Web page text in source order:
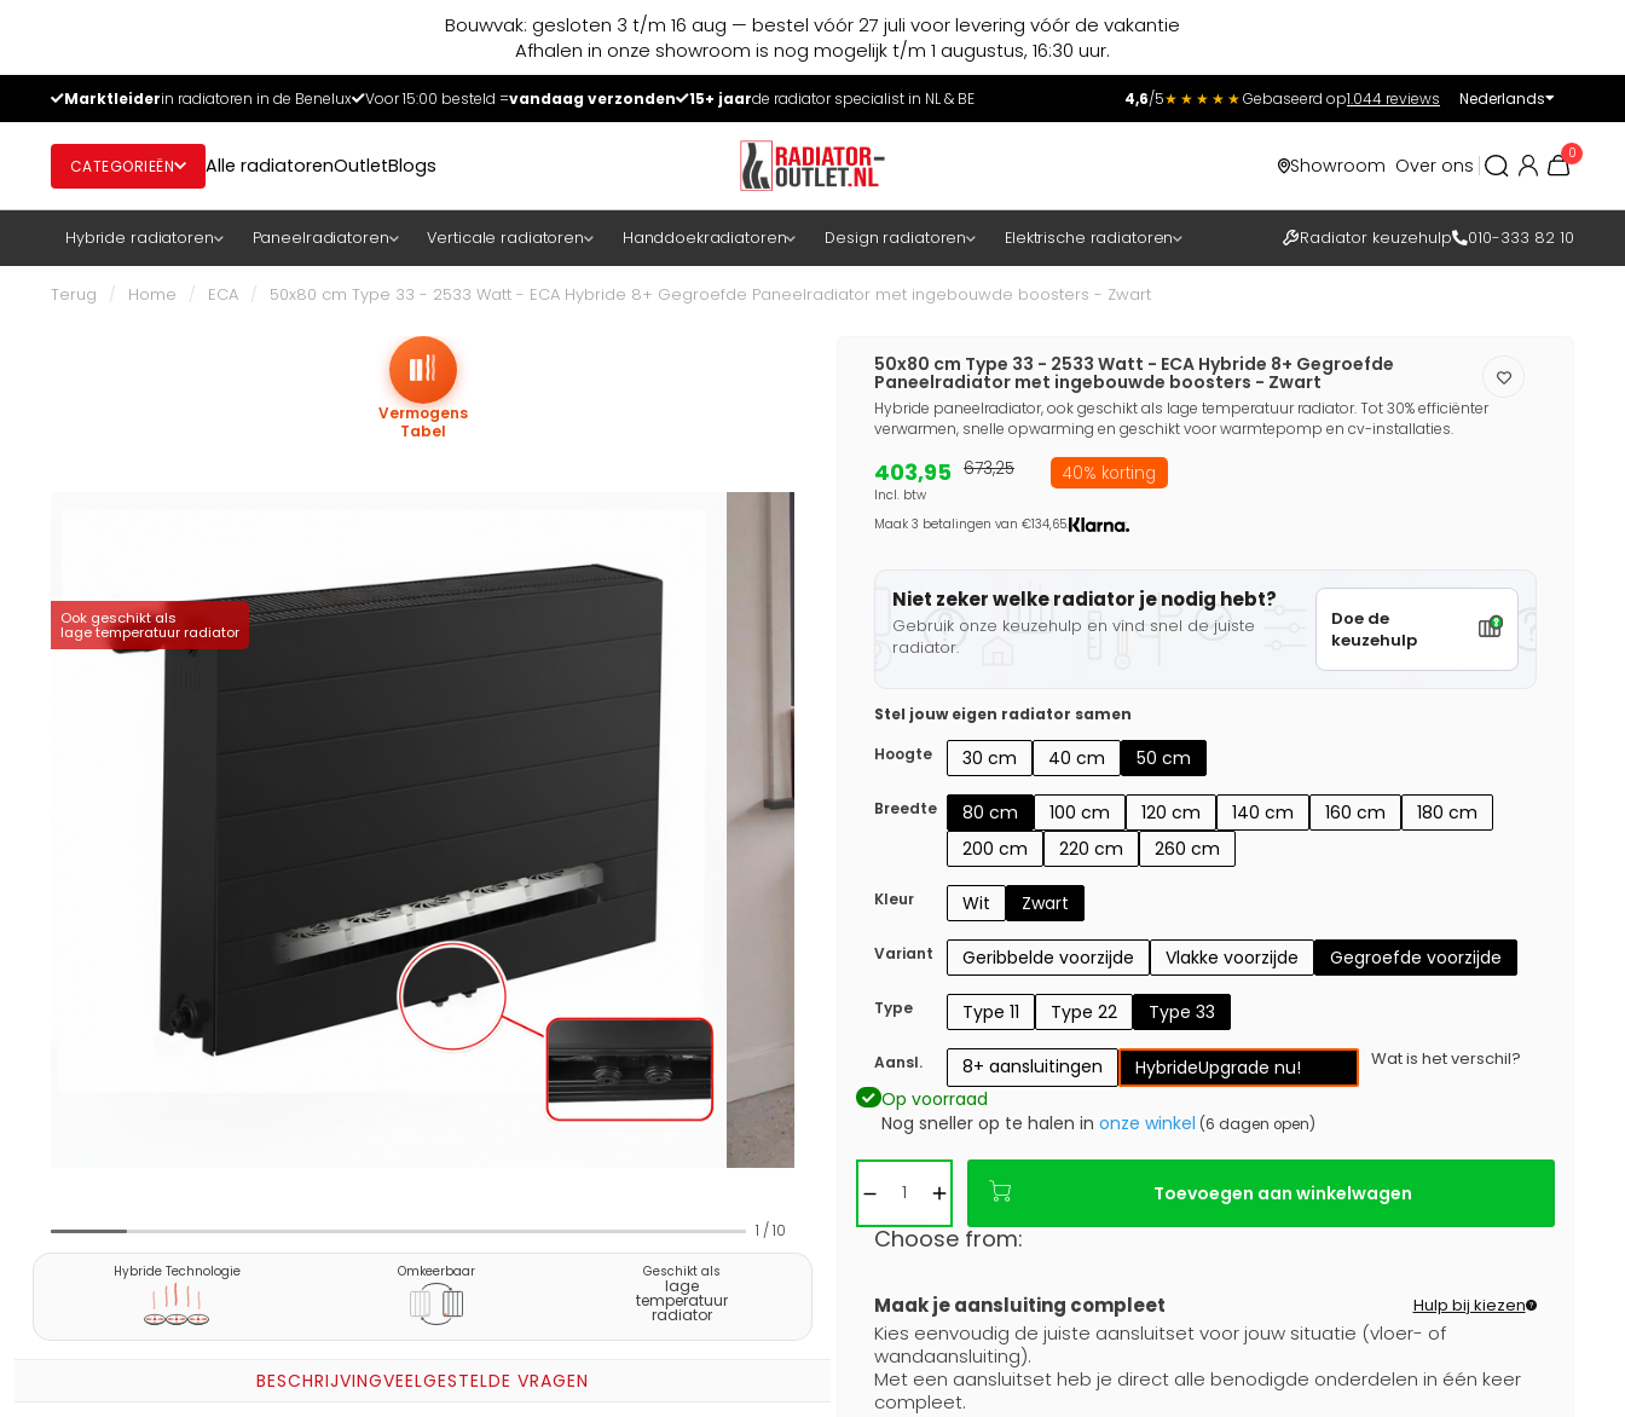
Bouwvak: gesloten 3 t/m 16 aug — bestel vóór 27 juli voor levering vóór de vakantie
Afhalen in onze showroom is nog mogelijk t/m 1 augustus, 16:30 uur.
Marktleiderin radiatoren in de Benelux Voor 15:00 besteld =vandaag verzonden 15+ jaarde radiator specialist in NL & BE 4,6/5★★★★★Gebaseerd op1.044 reviews Nederlands
CATEGORIEËN Alle radiatorenOutletBlogs Showroom Over ons
0
Hybride radiatoren Paneelradiatoren Verticale radiatoren Handdoekradiatoren Design radiatoren Elektrische radiatoren Radiator keuzehulp 010-333 82 10
Terug / Home / ECA / 50x80 cm Type 33 - 2533 Watt - ECA Hybride 8+ Gegroefde Paneelradiator met ingebouwde boosters - Zwart
Ook geschikt als
lage temperatuur radiator
Vermogens
Tabel
1 /10
Hybride Technologie Omkeerbaar Geschikt als
lage
temperatuur
radiator
BESCHRIJVINGVEELGESTELDE VRAGEN
50x80 cm Type 33 - 2533 Watt - ECA Hybride 8+ Gegroefde
Paneelradiator met ingebouwde boosters - Zwart
Hybride paneelradiator, ook geschikt als lage temperatuur radiator. Tot 30% efficiënter
verwarmen, snelle opwarming en geschikt voor warmtepomp en cv-installaties.
403,95
Incl. btw
673,25 40% korting
Maak 3 betalingen van €134,65.
Niet zeker welke radiator je nodig hebt?
Gebruik onze keuzehulp en vind snel de juiste
radiator.
Doe de
keuzehulp
Stel jouw eigen radiator samen
Hoogte
30 cm 40 cm 50 cm
Breedte 80 cm 100 cm 120 cm 140 cm 160 cm
180 cm
200 cm
220 cm 260 cm
Kleur Wit Zwart
Variant Geribbelde voorzijde Vlakke voorzijde Gegroefde voorzijde
Type Type 11 Type 22 Type 33
Aansl. 8+ aansluitingen HybrideUpgrade nu! Wat is het verschil?
Op voorraad
Nog sneller op te halen in onze winkel (6 dagen open)
Toevoegen aan winkelwagen
Choose from:
Maak je aansluiting compleet Hulp bij kiezen
Kies eenvoudig de juiste aansluitset voor jouw situatie (vloer- of
wandaansluiting).
Met een aansluitset heb je direct alle benodigde onderdelen in één keer
compleet.